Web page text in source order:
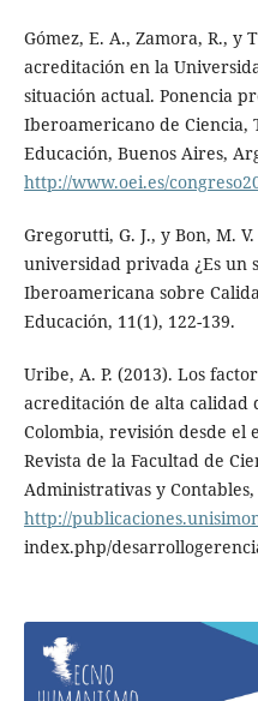
Gómez, E. A., Zamora, R., y
acreditación en la
situación actual. Ponencia
Iberoamericano de Ciencia,
Educación, Buenos Aires,
http://www.oei.es/
Gregorutti, G. J., y Bon, M.
universidad privada ¿Es un
Iberoamericana sobre
Educación, 11(1), 122-139.
Uribe, A. P. (2013). Los
acreditación de alta calidad
Colombia, revisión desde el
Revista de la Facultad de
Administrativas y
http://
index.php/